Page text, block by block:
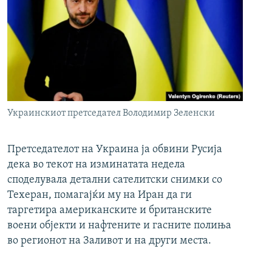
Украинскиот претседател Володимир Зеленски
Претседателот на Украина ја обвини Русија
дека во текот на изминатата недела
споделувала детални сателитски снимки со
Техеран, помагајќи му на Иран да ги
таргетира американските и британските
воени објекти и нафтените и гасните полиња
во регионот на Заливот и на други места.